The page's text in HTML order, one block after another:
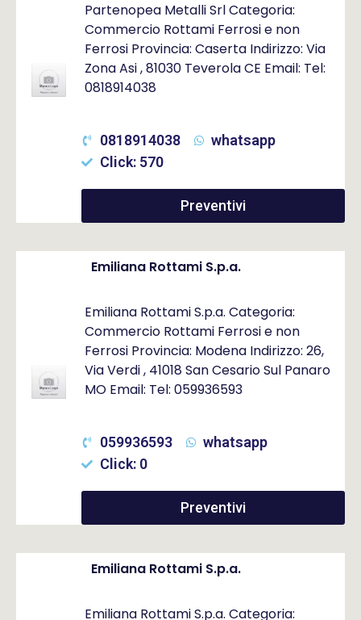
Partenopea Metalli Srl Categoria:
Commercio Rottami Ferrosi e non
Ferrosi Provincia: Caserta Indirizzo: Via
Zona Asi , 81030 Teverola CE Email: Tel:
0818914038
0818914038
whatsapp
Click: 570
Preventivi
Emiliana Rottami S.p.a.
Emiliana Rottami S.p.a. Categoria:
Commercio Rottami Ferrosi e non
Ferrosi Provincia: Modena Indirizzo: 26,
Via Verdi , 41018 San Cesario Sul Panaro
MO Email: Tel: 059936593
059936593
whatsapp
Click: 0
Preventivi
Emiliana Rottami S.p.a.
Emiliana Rottami S.p.a. Categoria: